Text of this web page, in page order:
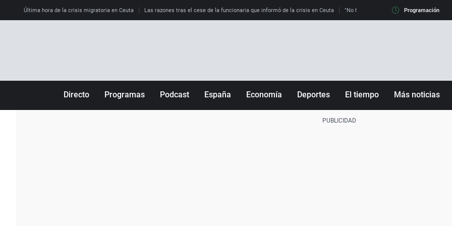
Última hora de la crisis migratoria en Ceuta Las razones tras el cese de la funcionaria que informó de la crisis en Ceuta "No hay mafias, que no nos engañen":
Programación
Directo Programas Podcast España Economía Deportes El tiempo Más noticias